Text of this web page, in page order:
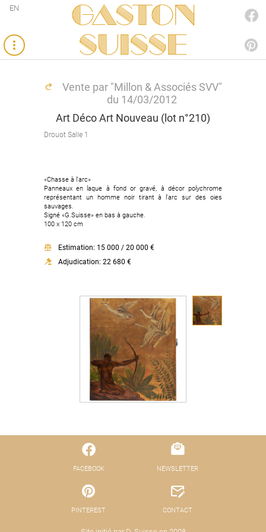
Gaston
SUISSE
EN
Vente par "Millon & Associés SVV"
du 14/03/2012
Art Déco Art Nouveau (lot n°210)
Drouot Salle 1
«Chasse à l'arc»
Panneaux en laque à fond or gravé, à décor polychrome
représentant un homme noir tirant à l'arc sur des oies
sauvages.
Signé «G.Suisse» en bas à gauche.
100 x 120 cm
Estimation: 15 000 / 20 000 €
Adjudication: 22 680 €
FACEBOOK
PINTEREST
NEWSLETTER
CONTACT